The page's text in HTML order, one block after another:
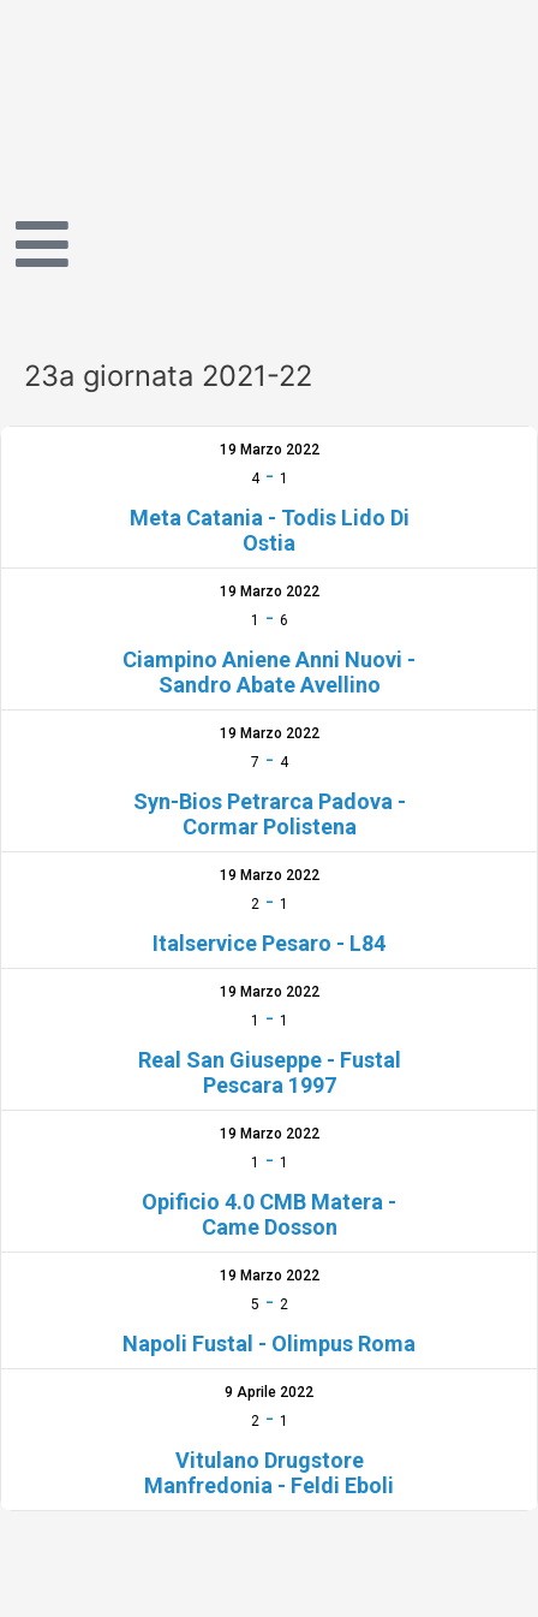
23a giornata 2021-22
19 Marzo 2022
4- 1
Meta Catania - Todis Lido Di
Ostia
19 Marzo 2022
1
- 6
Ciampino Aniene Anni Nuovi -
Sandro Abate Avellino
19 Marzo 2022
7 - 4
Syn-Bios Petrarca Padova -
Cormar Polistena
19 Marzo 2022
2- 1
Italservice Pesaro - L84
19 Marzo 2022
1
- 1
Real San Giuseppe - Fustal
Pescara 1997
19 Marzo 2022
1
- 1
Opificio 4.0 CMB Matera -
Came Dosson
19 Marzo 2022
5 - 2
Napoli Fustal - Olimpus Roma
9 Aprile 2022
2- 1
Vitulano Drugstore
Manfredonia - Feldi Eboli